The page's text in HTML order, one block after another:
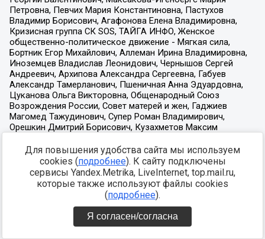
Для повышения удобства сайта мы используем
cookies (подробнее). К сайту подключены
сервисы Yandex.Metrika, LiveInternet, top.mail.ru,
которые также используют файлы cookies
(подробнее).
Я согласен/согласна